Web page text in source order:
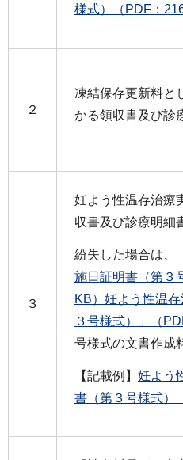
様式）（PDF：
２
凍結保存更新料と
かる領収書及び診
３
妊よう性温存治療
収書及び診療明細
紛失した場合は、
施日証明書（第３
KB） 妊よう性温
３号様式）」（
号様式の文書作成
【記載例】 妊よう
書（第３号様式）